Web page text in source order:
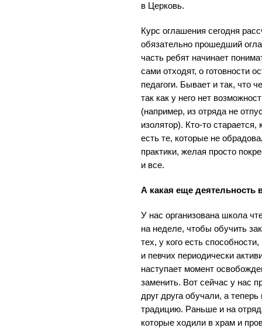
в Церковь.
Курс оглашения сегодня
обязательно прошедший
часть ребят начинает
сами отходят, о готовности
педагоги. Бывает и так, что
так как у него нет
(например, из отряда не
изолятор). Кто-то старается,
есть те, которые не
практики, желая просто
и все.
А какая еще деятельность
У нас организована школа
на неделе, чтобы обучить
тех, у кого есть
и певчих периодически
наступает момент
заменить. Вот сейчас у нас
друг друга обучали, а
традицию. Раньше и на
которые ходили в храм и